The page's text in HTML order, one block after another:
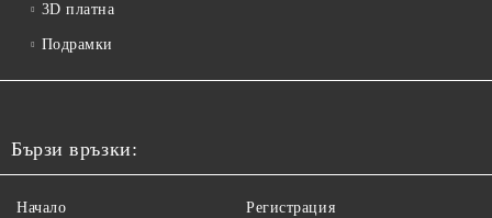
3D платна
Подрамки
Бързи връзки:
Начало Регистрация